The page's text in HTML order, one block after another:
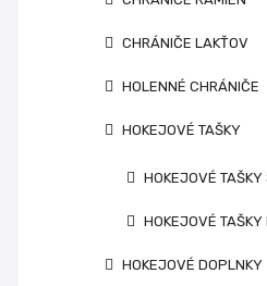
CHRÁNIČE LAKŤOV
HOLENNÉ CHRÁNIČE
HOKEJOVÉ TAŠKY
HOKEJOVÉ TAŠKY
HOKEJOVÉ TAŠKY
HOKEJOVÉ DOPLNKY